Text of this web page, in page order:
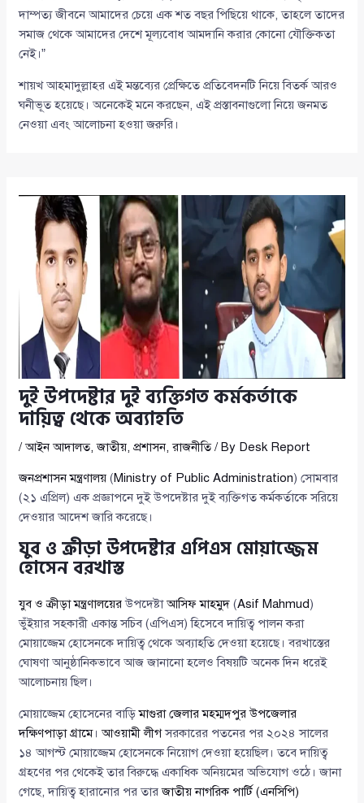
দাম্পত্য জীবনে আমাদের চেয়ে এক শত বছর পিছিয়ে থাকে, তাহলে তাদের
সমাজ থেকে আমাদের দেশে মূল্যবোধ আমদানি করার কোনো যৌক্তিকতা
নেই।”
শায়খ আহমাদুল্লাহর এই মন্তব্যের প্রেক্ষিতে প্রতিবেদনটি নিয়ে বিতর্ক আরও
ঘনীভূত হয়েছে। অনেকেই মনে করছেন, এই প্রস্তাবনাগুলো নিয়ে জনমত
নেওয়া এবং আলোচনা হওয়া জরুরি।
দুই উপদেষ্টার দুই ব্যক্তিগত কর্মকর্তাকে
দায়িত্ব থেকে অব্যাহতি
/আইন আদালত,জাতীয়,প্রশাসন,রাজনীতি/ By Desk Report
জনপ্রশাসন মন্ত্রণালয় (Ministry of Public Administration) সোমবার
(২১ এপ্রিল) এক প্রজ্ঞাপনে দুই উপদেষ্টার দুই ব্যক্তিগত কর্মকর্তাকে সরিয়ে
দেওয়ার আদেশ জারি করেছে।
যুব ও ক্রীড়া উপদেষ্টার এপিএস মোয়াজ্জেম
হোসেন বরখাস্ত
যুব ও ক্রীড়া মন্ত্রণালয়েরউপদেষ্টাআসিফ মাহমুদ (Asif Mahmud)
ভুঁইয়ার সহকারী একান্ত সচিব (এপিএস) হিসেবে দায়িত্ব পালন করা
মোয়াজ্জেম হোসেনকে দায়িত্ব থেকে অব্যাহতি দেওয়া হয়েছে। বরখাস্তের
ঘোষণা আনুষ্ঠানিকভাবে আজ জানানো হলেও বিষয়টি অনেক দিন ধরেই
আলোচনায় ছিল।
মোয়াজ্জেম হোসেনের বাড়িমাগুরা জেলার মহম্মদপুর উপজেলার
দক্ষিণপাড়া গ্রামে।আওয়ামী লীগসরকারের পতনের পর ২০২৪ সালের
১৪ আগস্ট মোয়াজ্জেম হোসেনকে নিয়োগ দেওয়া হয়েছিল। তবে দায়িত্ব
গ্রহণের পর থেকেই তার বিরুদ্ধে একাধিক অনিয়মের অভিযোগ ওঠে। জানা
গেছে, দায়িত্ব হারানোর পর তারজাতীয় নাগরিক পার্টি (এনসিপি)